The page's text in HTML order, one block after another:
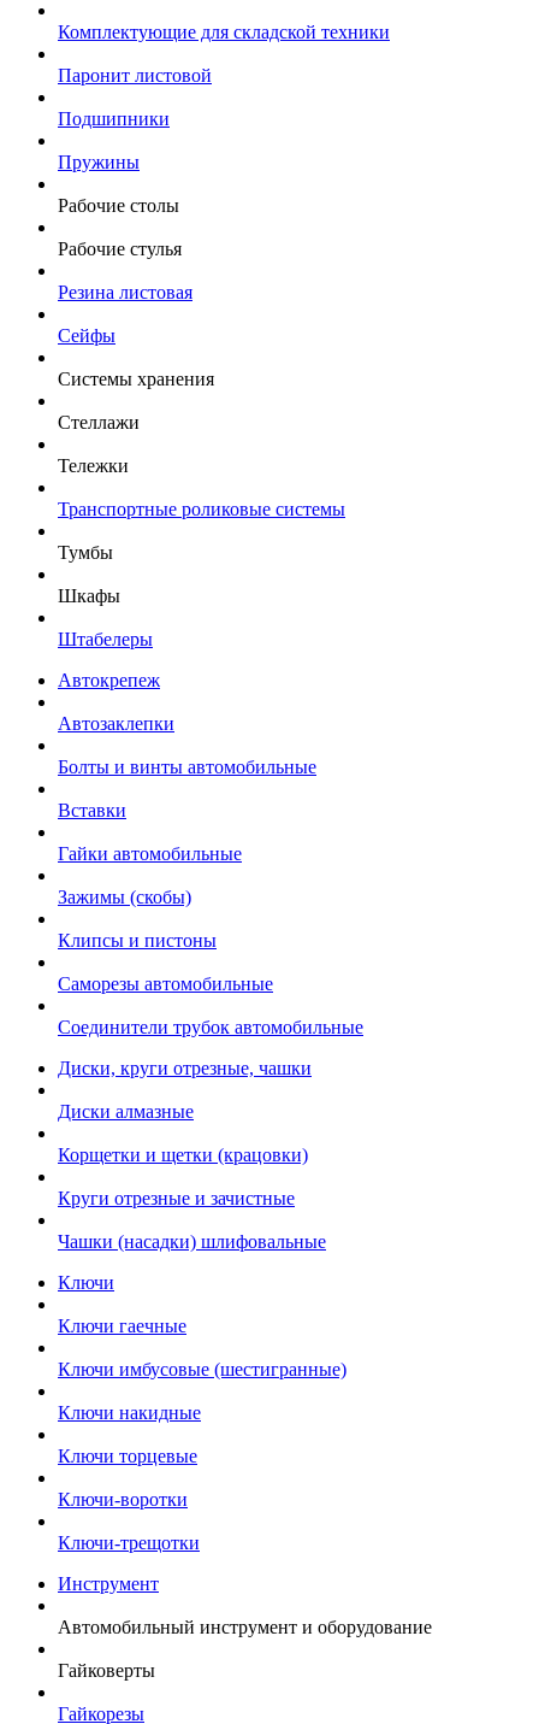
Комплектующие для складской техники
Паронит листовой
Подшипники
Пружины
Рабочие столы
Рабочие стулья
Резина листовая
Сейфы
Системы хранения
Стеллажи
Тележки
Транспортные роликовые системы
Тумбы
Шкафы
Штабелеры
Автокрепеж
Автозаклепки
Болты и винты автомобильные
Вставки
Гайки автомобильные
Зажимы (скобы)
Клипсы и пистоны
Саморезы автомобильные
Соединители трубок автомобильные
Диски, круги отрезные, чашки
Диски алмазные
Корщетки и щетки (крацовки)
Круги отрезные и зачистные
Чашки (насадки) шлифовальные
Ключи
Ключи гаечные
Ключи имбусовые (шестигранные)
Ключи накидные
Ключи торцевые
Ключи-воротки
Ключи-трещотки
Инструмент
Автомобильный инструмент и оборудование
Гайковерты
Гайкорезы